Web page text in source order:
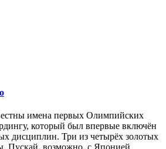
имена первых Олимпийских
который был впервые включён
дисциплин. Три из четырёх золотых
Пускай, возможно, с Японией